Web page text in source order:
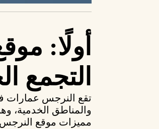
أولًا:
التجمع
تقع النرجس عمارات
والمناطق الخدمية،
مميزات موقع